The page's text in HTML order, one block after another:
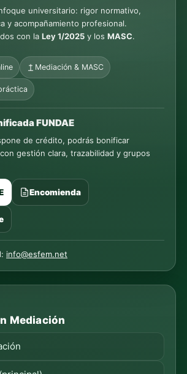
universitario: rigor normativo,
y acompañamiento profesional.
con la Ley 1/2025 y los MASC.
Mediación & MASC
FUNDAE
de crédito, podrás bonificar
gestión clara, trazabilidad y grupos
Encomienda
info@esfem.net
Mediación